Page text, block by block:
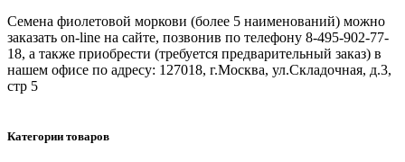
Семена фиолетовой моркови (более 5 наименований) можно
заказать on-line на сайте, позвонив по телефону 8-495-902-77-
18, а также приобрести (требуется предварительный заказ) в
нашем офисе по адресу: 127018, г.Москва, ул.Складочная, д.3,
стр 5
Категории товаров